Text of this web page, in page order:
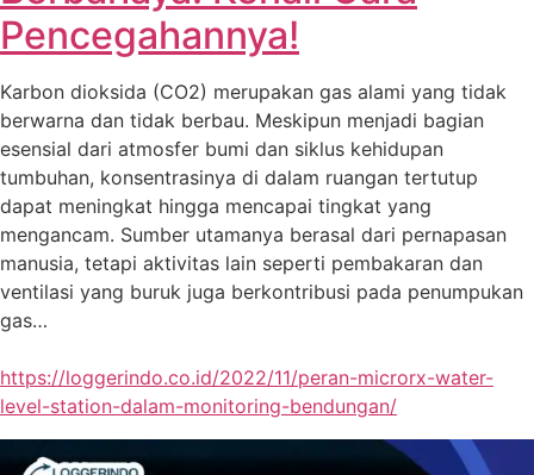
Pencegahannya!
Karbon dioksida (CO2) merupakan gas alami yang tidak
berwarna dan tidak berbau. Meskipun menjadi bagian
esensial dari atmosfer bumi dan siklus kehidupan
tumbuhan, konsentrasinya di dalam ruangan tertutup
dapat meningkat hingga mencapai tingkat yang
mengancam. Sumber utamanya berasal dari pernapasan
manusia, tetapi aktivitas lain seperti pembakaran dan
ventilasi yang buruk juga berkontribusi pada penumpukan
gas…
https://loggerindo.co.id/2022/11/peran-microrx-water-
level-station-dalam-monitoring-bendungan/